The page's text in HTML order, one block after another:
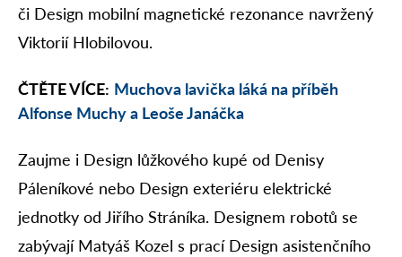
či Design mobilní magnetické rezonance navržený
Viktorií Hlobilovou.
ČTĚTE VÍCE: Muchova lavička láká na příběh
Alfonse Muchy a Leoše Janáčka
Zaujme i Design lůžkového kupé od Denisy
Páleníkové nebo Design exteriéru elektrické
jednotky od Jiřího Stráníka. Designem robotů se
zabývají Matyáš Kozel s prací Design asistenčního